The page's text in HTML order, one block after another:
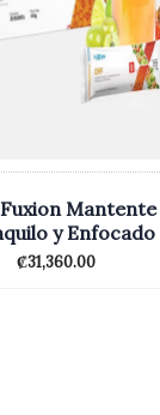
Mantente
y Enfocado
₡31,360.00